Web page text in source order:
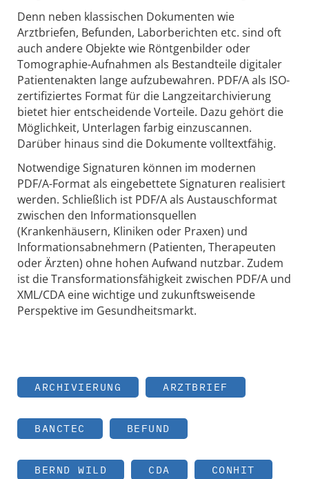
Denn neben klassischen Dokumenten wie
Arztbriefen, Befunden, Laborberichten etc. sind oft
auch andere Objekte wie Röntgenbilder oder
Tomographie-Aufnahmen als Bestandteile digitaler
Patientenakten lange aufzubewahren. PDF/A als ISO-
zertifiziertes Format für die Langzeitarchivierung
bietet hier entscheidende Vorteile. Dazu gehört die
Möglichkeit, Unterlagen farbig einzuscannen.
Darüber hinaus sind die Dokumente volltextfähig.
Notwendige Signaturen können im modernen
PDF/A-Format als eingebettete Signaturen realisiert
werden. Schließlich ist PDF/A als Austauschformat
zwischen den Informationsquellen
(Krankenhäusern, Kliniken oder Praxen) und
Informationsabnehmern (Patienten, Therapeuten
oder Ärzten) ohne hohen Aufwand nutzbar. Zudem
ist die Transformationsfähigkeit zwischen PDF/A und
XML/CDA eine wichtige und zukunftsweisende
Perspektive im Gesundheitsmarkt.
ARCHIVIERUNG ARZTBRIEF
BANCTEC BEFUND
BERND WILD CDA CONHIT